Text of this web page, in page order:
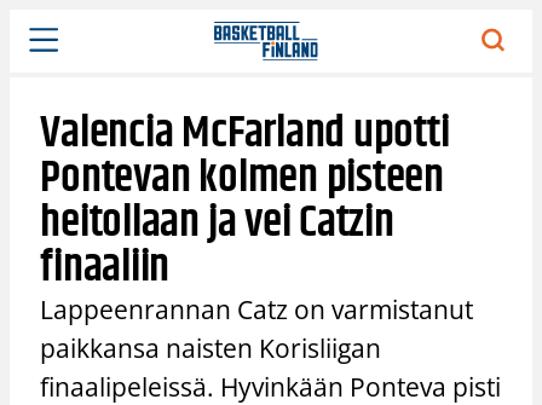
Siirry
sisältöön
Valencia McFarland upotti
Pontevan kolmen pisteen
heitollaan ja vei Catzin
finaaliin
Lappeenrannan Catz on varmistanut
paikkansa naisten Korisliigan
finaalipeleissä. Hyvinkään Ponteva pisti